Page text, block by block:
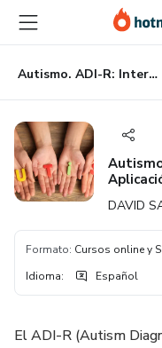
principal
página
de
página
Autismo. ADI-R: Interpretación y Aplicación en el Diagnóstico del Espectro Autista (TEA)
DAVID
Formato: Cursos online y
Idioma: Español
El ADI-R (Autism